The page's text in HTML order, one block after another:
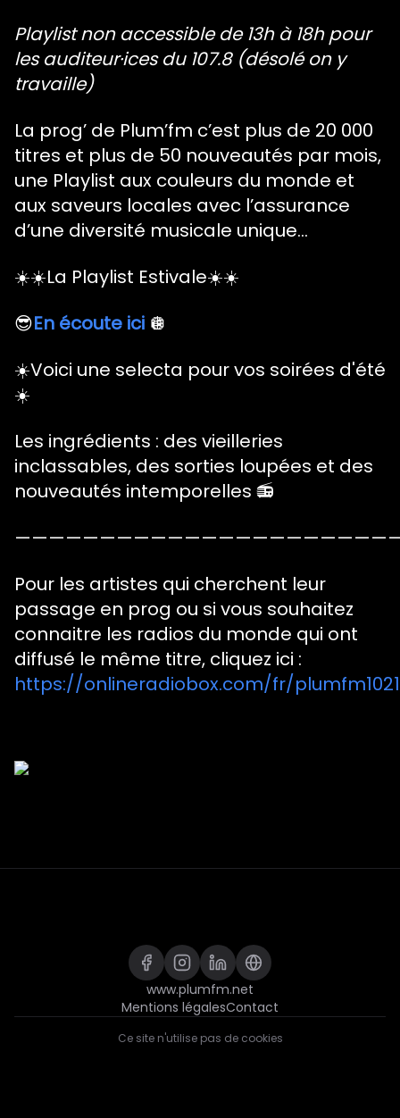
Playlist non accessible de 13h à 18h pour
les auditeur·ices du 107.8 (désolé on y
travaille)
La prog’ de Plum’fm c’est plus de 20 000
titres et plus de 50 nouveautés par mois,
une Playlist aux couleurs du monde et
aux saveurs locales avec l’assurance
d’une diversité musicale unique…
☀️☀️La Playlist Estivale☀️☀️
😎En écoute ici 🪩
☀️Voici une selecta pour vos soirées d'été
☀️
Les ingrédients : des vieilleries
inclassables, des sorties loupées et des
nouveautés intemporelles 📻
Pour les artistes qui cherchent leur
passage en prog ou si vous souhaitez
connaitre les radios du monde qui ont
diffusé le même titre, cliquez ici :
https://onlineradiobox.com/fr/
www.plumfm.net
Mentions légalesContact
Ce site n'utilise pas de cookies